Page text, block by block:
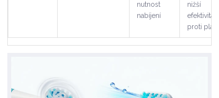
nutnost
nabíjení
nižší
efektivita
proti